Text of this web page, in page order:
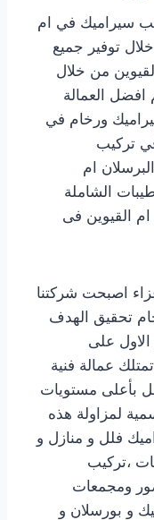
سيراميك في ام
توفير جميع
من خلال
العمالة
ورخام في
تركيب
ام
الشاملة
القيوين فى
اصبحت شركتنا
تحقيق الهدف
على
عمالة فنية
بأعلى مستويات
لمزاولة هذه
فلل و منازل و
،تركيب
ومجمعات
و بورسلان و